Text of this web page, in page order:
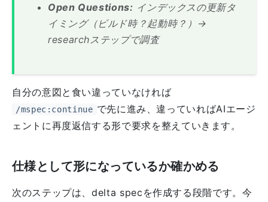
Open Questions: インデックスの更新タ
イミング（ビルド時？起動時？）→
researchステップで調査
自分の意図と食い違っていなければ
/mspec:continue で先に進み、違っていればAIエージ
ェントに再度返信する形で要求を整えていきます。
仕様として形になっているか確かめる
次のステップは、delta specを作成する段階です。今